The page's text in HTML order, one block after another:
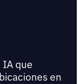
IA que
en